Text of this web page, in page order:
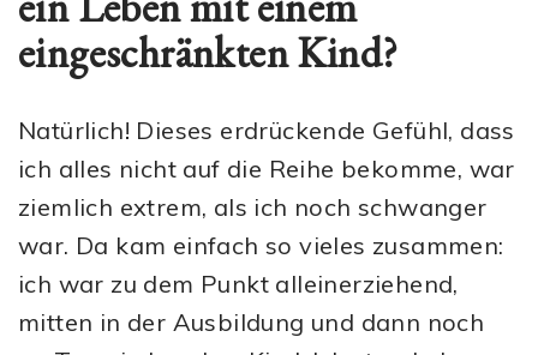
eingeschränkten Kind?
Natürlich! Dieses erdrückende Gefühl, dass
ich alles nicht auf die Reihe bekomme, war
ziemlich extrem, als ich noch schwanger
war. Da kam einfach so vieles zusammen:
ich war zu dem Punkt alleinerziehend,
mitten in der Ausbildung und dann noch